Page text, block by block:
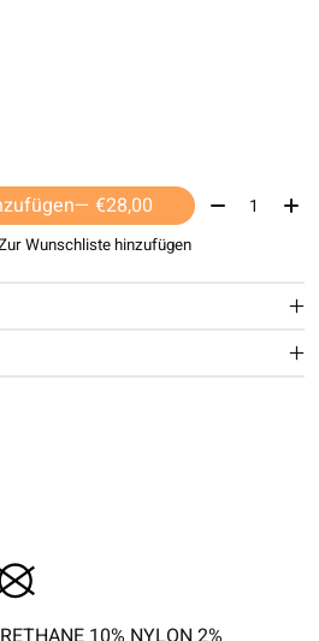
— €28,00 Menge:
Wunschliste hinzufügen